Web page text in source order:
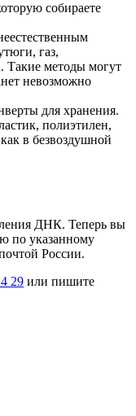
собираете
газ,
Такие методы могут
невозможно
для хранения.
полиэтилен,
в безвоздушной
ДНК. Теперь вы
по указанному
России.
29 или пишите